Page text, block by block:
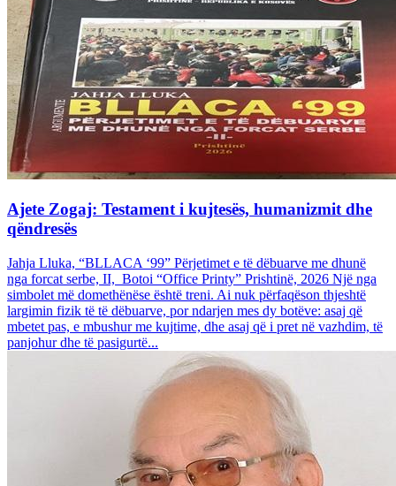
Ajete Zogaj: Testament i kujtesës, humanizmit dhe
qëndresës
Jahja Lluka, “BLLACA ‘99” Përjetimet e të dëbuarve me dhunë
nga forcat serbe, II, Botoi “Office Printy” Prishtinë, 2026 Një nga
simbolet më domethënëse është treni. Ai nuk përfaqëson thjeshtë
largimin fizik të të dëbuarve, por ndarjen mes dy botëve: asaj që
mbetet pas, e mbushur me kujtime, dhe asaj që i pret në vazhdim, të
panjohur dhe të pasigurtë...